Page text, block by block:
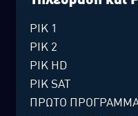
ΡΙΚ 1
ΡΙΚ 2
ΡΙΚ HD
ΡΙΚ SAT
ΠΡΩΤΟ ΠΡΟΓΡΑΜΜΑ